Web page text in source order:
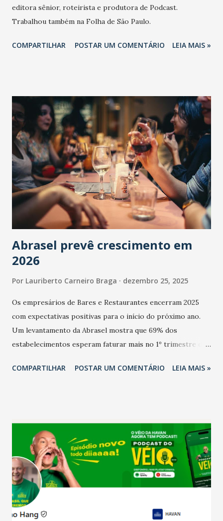
editora sênior, roteirista e produtora de Podcast.
Trabalhou também na Folha de São Paulo.
COMPARTILHAR POSTAR UM COMENTÁRIO LEIA MAIS »
Abrasel prevê crescimento em
2026
Por Lauriberto Carneiro Braga dezembro 25, 2025
Os empresários de Bares e Restaurantes encerram 2025
com expectativas positivas para o início do próximo ano.
Um levantamento da Abrasel mostra que 69% dos
estabelecimentos esperam faturar mais no 1º trimestre de
relação ao último trimestre deste ano, 56% também
confraternizações de fim de ano e pelo pagamento do 13º
Salário para um número maior de trabalhadores, já que o
país tem a menor taxa de desemprego dos anos recentes.
Ainda segundo a Pesquisa, em novembro de 2025, 40% dos
bares e restaurantes operaram com lucro e outros 40%
registraram equilíbrio financeiro. Já o percentual de
estabelecimentos no prejuízo ficou em 19%, pouco abaixo
COMPARTILHAR POSTAR UM COMENTÁRIO LEIA MAIS »